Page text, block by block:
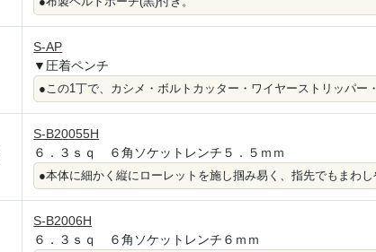
S-AP
▼圧着ペンチ
●この1丁で、カシメ・ボルトカッター・ワイヤーストリッパー
S-B20055H
６．３ｓｑ ６角ソケットレンチ５．５ｍｍ
●本体に細かく縦にローレットを施し掴み易く、指先でもまわし
S-B2006H
６．３ｓｑ ６角ソケットレンチ６ｍｍ